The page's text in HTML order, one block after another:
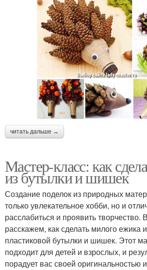
читать дальше →
Мастер-класс: как
из бутылки и шишек
Создание поделок из природных
только увлекательное хобби, но и
расслабиться и проявить творчество.
расскажем, как сделать милого ежика
пластиковой бутылки и шишек. Этот
подходит для детей и взрослых, и
порадует вас своей оригинальностью